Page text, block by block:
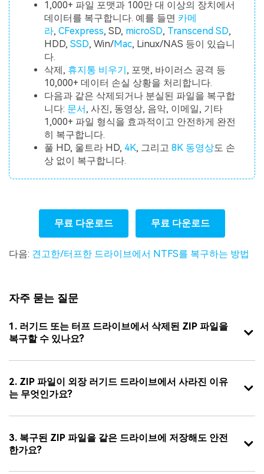
1,000+ 파일 포맷과 100만 대 이상의 장치에서
데이터를 복구합니다. 예를 들면 카메
라,CFexpress, SD, microSD, Transcend SD,
HDD,SSD, Win/Mac, Linux/NAS 등이 있습니
다.
삭제, 휴지통 비우기, 포맷, 바이러스 공격 등
10,000+ 데이터 손실 상황을 처리합니다.
다음과 같은 삭제되거나 분실된 파일을 복구합
니다: 문서, 사진, 동영상, 음악, 이메일, 기타
1,000+ 파일 형식을 효과적이고 안전하게 완전
히 복구합니다.
풀 HD, 울트라 HD, 4K, 그리고8K 동영상도 손
상 없이 복구합니다.
무료 다운로드 무료 다운로드
다음: 견고한/터프한 드라이브에서 NTFS를 복구하는 방법
자주 묻는 질문
1. 러기드 또는 터프 드라이브에서 삭제된 ZIP 파일을
복구할 수 있나요?
2. ZIP 파일이 외장 러기드 드라이브에서 사라진 이유
는 무엇인가요?
3. 복구된 ZIP 파일을 같은 드라이브에 저장해도 안전
한가요?